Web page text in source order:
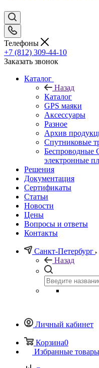
Телефоны
+7 (812) 309-44-10
Заказать звонок
Каталог
Назад
Каталог
GPS маяки
Аксессуары
Разное
Архив
Спутниковые
Беспроводные
электронные
Решения
Документация
Сертификаты
Статьи
Новости
Цены
Вопросы и ответы
Контакты
Санкт-Петербург
Назад
Личный кабинет
Корзина0
Избранные товары